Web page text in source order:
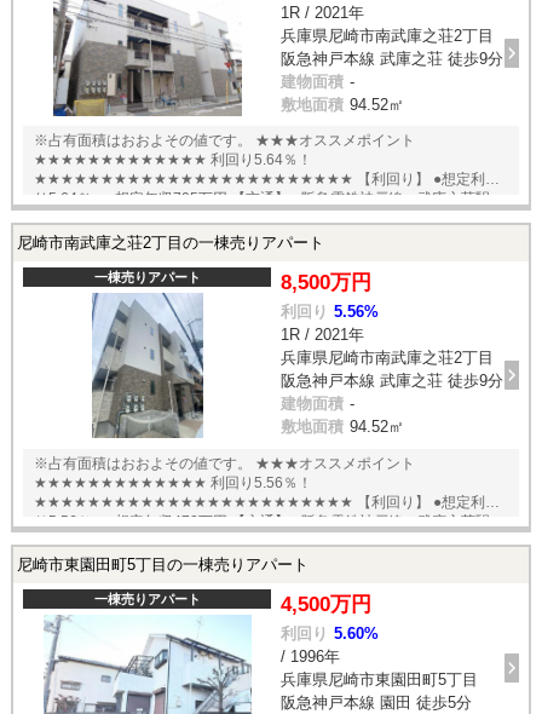
1R / 2021年
兵庫県尼崎市南武庫之荘2丁目
阪急神戸本線 武庫之荘 徒歩9分
建物面積 -
敷地面積 94.52㎡
※占有面積はおおよその値です。 ★★★オススメポイント
★★★★★★★★★★★★★ 利回り5.64％！
★★★★★★★★★★★★★★★★★★★★★★★★ 【利回り】 ●想定利回
り5.64％ ●想定年収705万円 【交通】 ●阪急電鉄神戸線 武庫之荘駅
尼崎市南武庫之荘2丁目の一棟売りアパート
一棟売りアパート 8,500万円
利回り 5.56%
1R / 2021年
兵庫県尼崎市南武庫之荘2丁目
阪急神戸本線 武庫之荘 徒歩9分
建物面積 -
敷地面積 94.52㎡
※占有面積はおおよその値です。 ★★★オススメポイント
★★★★★★★★★★★★★ 利回り5.56％！
★★★★★★★★★★★★★★★★★★★★★★★★ 【利回り】 ●想定利回
り5.56％ ●想定年収472万円 【交通】 ●阪急電鉄神戸線 武庫之荘駅
尼崎市東園田町5丁目の一棟売りアパート
一棟売りアパート 4,500万円
利回り 5.60%
/ 1996年
兵庫県尼崎市東園田町5丁目
阪急神戸本線 園田 徒歩5分